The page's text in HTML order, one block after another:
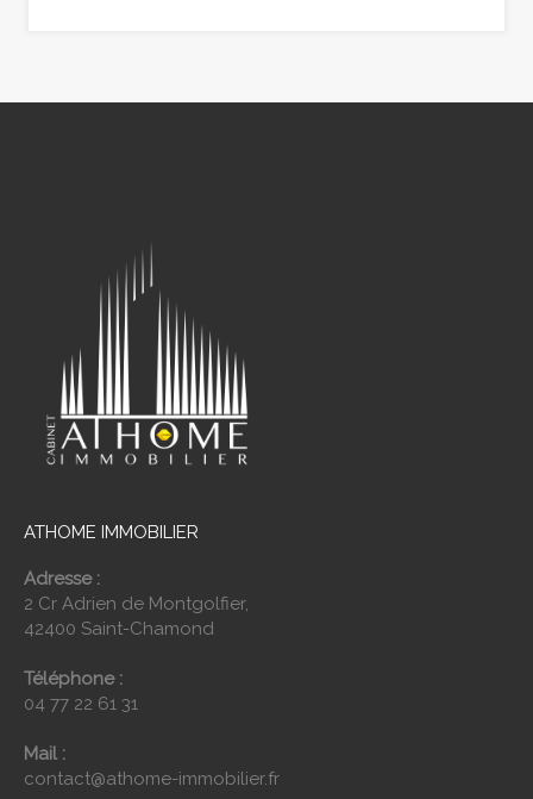
ATHOME IMMOBILIER
Adresse :
2 Cr Adrien de Montgolfier,
42400 Saint-Chamond
Téléphone :
04 77 22 61 31
Mail :
contact@athome-immobilier.fr